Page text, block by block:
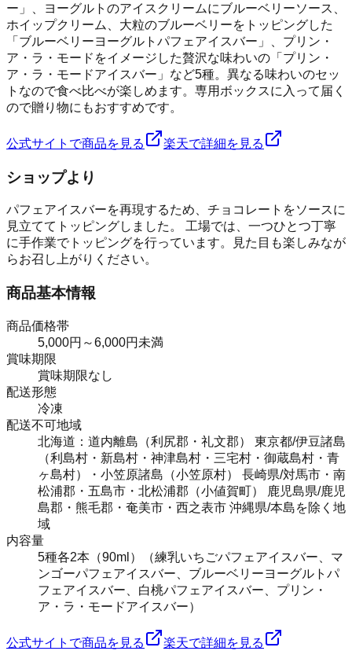
ー」、ヨーグルトのアイスクリームにブルーベリーソース、
ホイップクリーム、大粒のブルーベリーをトッピングした
「ブルーベリーヨーグルトパフェアイスバー」、プリン・
ア・ラ・モードをイメージした贅沢な味わいの「プリン・
ア・ラ・モードアイスバー」など5種。異なる味わいのセッ
トなので食べ比べが楽しめます。専用ボックスに入って届く
ので贈り物にもおすすめです。
公式サイトで商品を見る 楽天で詳細を見る
ショップより
パフェアイスバーを再現するため、チョコレートをソースに
見立ててトッピングしました。 工場では、一つひとつ丁寧
に手作業でトッピングを行っています。見た目も楽しみなが
らお召し上がりください。
商品基本情報
商品価格帯
5,000円～6,000円未満
賞味期限
賞味期限なし
配送形態
冷凍
配送不可地域
北海道：道内離島（利尻郡・礼文郡） 東京都/伊豆諸島
（利島村・新島村・神津島村・三宅村・御蔵島村・青
ヶ島村）・小笠原諸島（小笠原村） 長崎県/対馬市・南
松浦郡・五島市・北松浦郡（小値賀町） 鹿児島県/鹿児
島郡・熊毛郡・奄美市・西之表市 沖縄県/本島を除く地
域
内容量
5種各2本（90ml）（練乳いちごパフェアイスバー、マ
ンゴーパフェアイスバー、ブルーベリーヨーグルトパ
フェアイスバー、白桃パフェアイスバー、プリン・
ア・ラ・モードアイスバー）
公式サイトで商品を見る 楽天で詳細を見る